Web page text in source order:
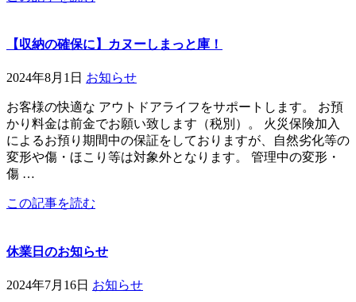
【収納の確保に】カヌーしまっと庫！
2024年8月1日 お知らせ
お客様の快適な アウトドアライフをサポートします。 お預
かり料金は前金でお願い致します（税別）。 火災保険加入
によるお預り期間中の保証をしておりますが、自然劣化等の
変形や傷・ほこり等は対象外となります。 管理中の変形・
傷 …
この記事を読む
休業日のお知らせ
2024年7月16日 お知らせ